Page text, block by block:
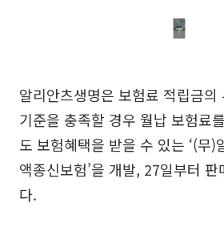
알리안츠생명은 보험료 적립금의
기준을 충족할 경우 월납 보험료
도 보험혜택을 받을 수 있는 ‘(무)
액종신보험’을 개발, 27일부터
다.